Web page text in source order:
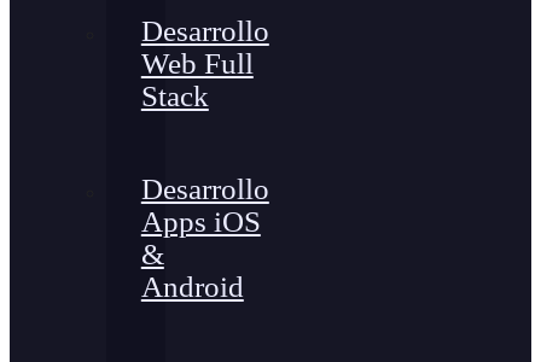
Desarrollo
Web Full
Stack
Desarrollo
Apps iOS
&
Android